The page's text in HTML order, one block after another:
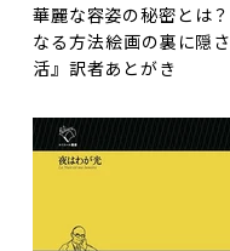
華麗な容姿の秘密とは
なる方法――絵画の裏に隠
活』訳者あとがき